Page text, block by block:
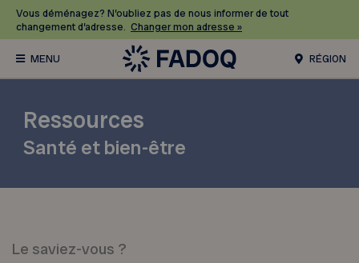
Vous déménagez? N’oubliez pas de nous informer de tout
changement d’adresse. Changer mon adresse »
RÉGION
Ressources
Santé et bien-être
Le saviez-vous ?